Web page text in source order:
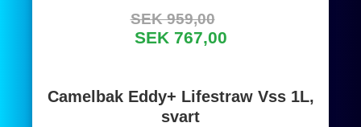
SEK 959,00
SEK 767,00
Camelbak Eddy+ Lifestraw Vss 1L,
svart